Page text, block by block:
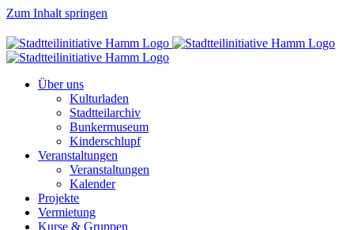
Zum Inhalt springen
Über uns
Kulturladen
Stadtteilarchiv
Bunkermuseum
Kinderschlupf
Veranstaltungen
Veranstaltungen
Kalender
Projekte
Vermietung
Kurse & Gruppen